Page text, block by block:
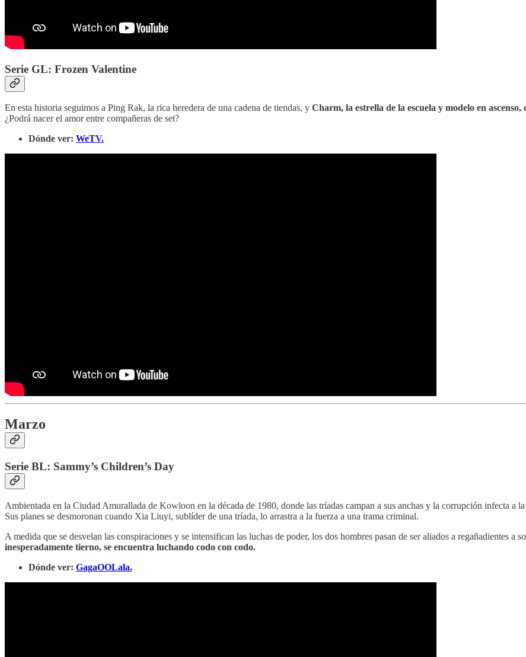
Serie GL: Frozen Valentine
En esta historia seguimos a Ping Rak, la rica heredera de una cadena de tiendas, y Charm, la estrella de la escuela y modelo en
¿Podrá nacer el amor entre compañeras de set?
Dónde ver: WeTV.
Marzo
Serie BL: Sammy’s Children’s Day
Ambientada en la Ciudad Amurallada de Kowloon en la década de 1980, donde las tríadas campan a sus anchas y la corrupción infecta a
Sus planes se desmoronan cuando Xia Liuyi, sublíder de una tríada, lo arrastra a la fuerza a una trama criminal.
A medida que se desvelan las conspiraciones y se intensifican las luchas de poder, los dos hombres pasan de ser aliados a regañadientes a
inesperadamente tierno, se encuentra luchando codo con codo.
Dónde ver: GagaOOLala.